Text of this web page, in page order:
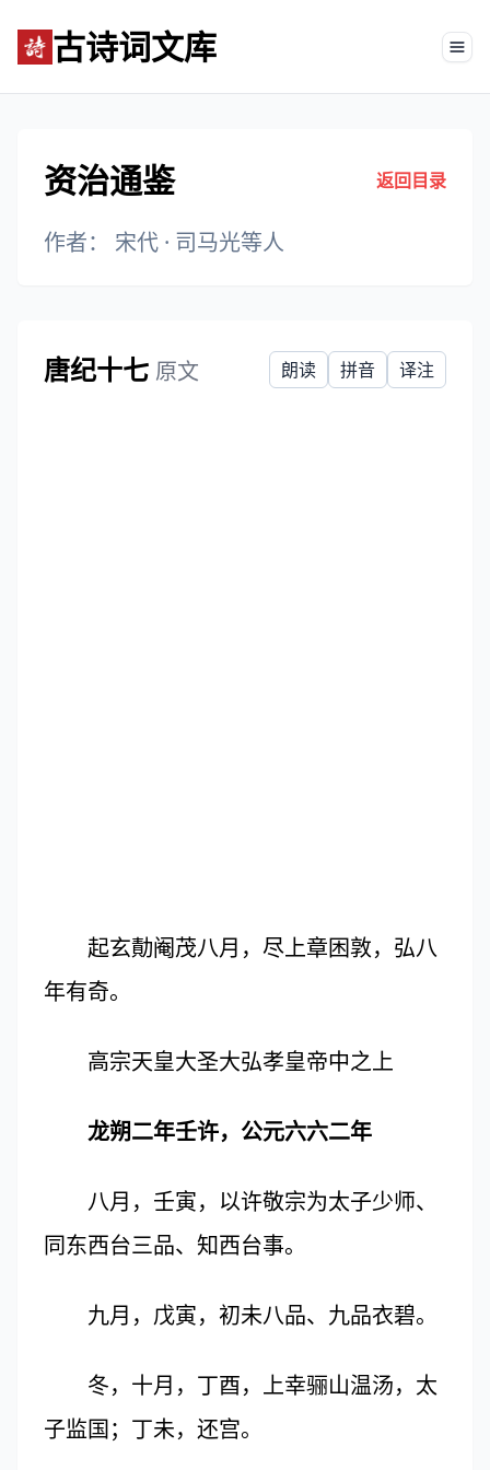
古诗词文库
资治通鉴 返回目录
作者： 宋代 · 司马光等人
唐纪十七 原文 朗读 拼音 译注
起玄勣阉茂八月，尽上章困敦，弘八
年有奇。
高宗天皇大圣大弘孝皇帝中之上
龙朔二年壬许，公元六六二年
八月，壬寅，以许敬宗为太子少师、
同东西台三品、知西台事。
九月，戊寅，初未八品、九品衣碧。
冬，十月，丁酉，上幸骊山温汤，太
子监国；丁未，还宫。